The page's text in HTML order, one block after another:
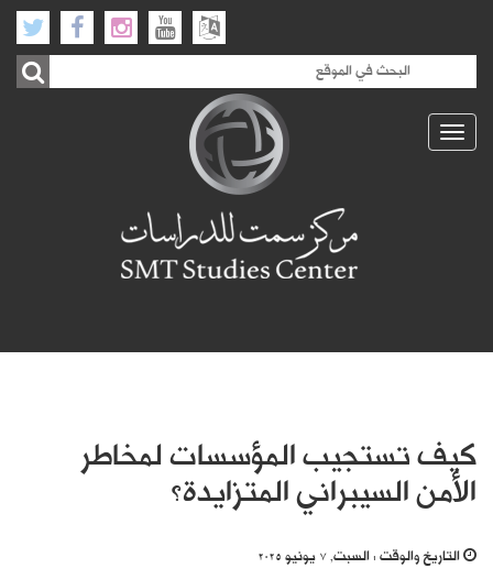
Toggle
navigation
كيف تستجيب المؤسسات لمخاطر
الأمن السيبراني المتزايدة؟
التاريخ والوقت :السبت, 7 يونيو 2025